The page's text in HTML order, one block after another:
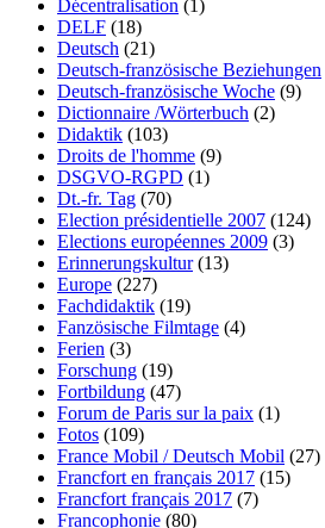
Décentralisation (1)
DELF (18)
Deutsch (21)
Deutsch-französische Beziehungen
Deutsch-französische Woche (9)
Dictionnaire /Wörterbuch (2)
Didaktik (103)
Droits de l'homme (9)
DSGVO-RGPD (1)
Dt.-fr. Tag (70)
Election présidentielle 2007 (124)
Elections européennes 2009 (3)
Erinnerungskultur(13)
Europe (227)
Fachdidaktik (19)
Fanzösische Filmtage (4)
Ferien (3)
Forschung (19)
Fortbildung (47)
Forum de Paris sur la paix (1)
Fotos (109)
France Mobil / Deutsch Mobil (27)
Francfort en français 2017 (15)
Francfort français 2017 (7)
Francophonie (80)